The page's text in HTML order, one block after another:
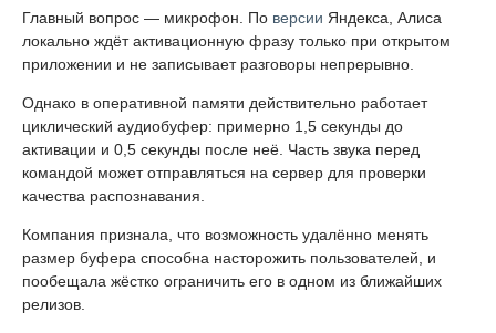
Главный вопрос — микрофон. По версии Яндекса, Алиса
локально ждёт активационную фразу только при открытом
приложении и не записывает разговоры непрерывно.
Однако в оперативной памяти действительно работает
циклический аудиобуфер: примерно 1,5 секунды до
активации и 0,5 секунды после неё. Часть звука перед
командой может отправляться на сервер для проверки
качества распознавания.
Компания признала, что возможность удалённо менять
размер буфера способна насторожить пользователей, и
пообещала жёстко ограничить его в одном из ближайших
релизов.